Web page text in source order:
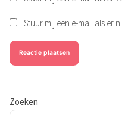
Stuur mij een e-mail als er
Zoeken